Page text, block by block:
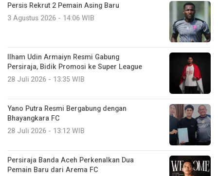
Persis Rekrut 2 Pemain Asing Baru
3 Agustus 2026 - 14:06 WIB
Ilham Udin Armaiyn Resmi Gabung
Persiraja, Bidik Promosi ke Super League
28 Juli 2026 - 13:35 WIB
Yano Putra Resmi Bergabung dengan
Bhayangkara FC
28 Juli 2026 - 13:12 WIB
Persiraja Banda Aceh Perkenalkan Dua
Pemain Baru dari Arema FC